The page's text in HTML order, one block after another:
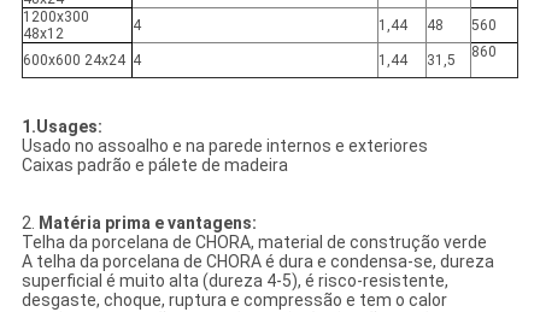
1200x300
48x12
4 1,44 48 560
600x600 24x24 4 1,44 31,5 860
1.Usages:
Usado no assoalho e na parede internos e exteriores
Caixas padrão e pálete de madeira
2. Matéria prima e vantagens:
Telha da porcelana de CHORA, material de construção verde
A telha da porcelana de CHORA é dura e condensa-se, dureza
superficial é muito alta (dureza 4-5), é risco-resistente,
desgaste, choque, ruptura e compressão e tem o calor